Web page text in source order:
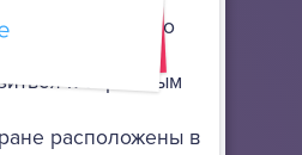
не только
к огромным
расположены в